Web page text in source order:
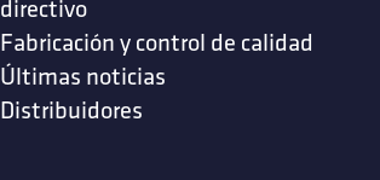
directivo
Fabricación y control de calidad
Últimas noticias
Distribuidores